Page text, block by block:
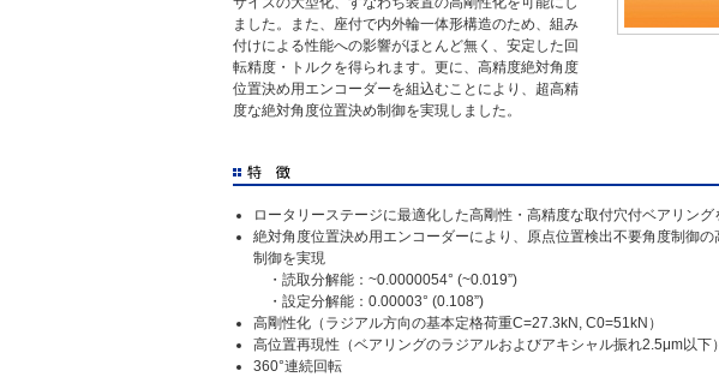
ました。また、座付で内外輪一体形構造のため、組み
付けによる性能への影響がほとんど無く、安定した回
転精度・トルクを得られます。更に、高精度絶対角度
位置決め用エンコーダーを組込むことにより、超高精
度な絶対角度位置決め制御を実現しました。
ロータリーステージに最適化した高剛性・高精度な取付穴付ベアリング
絶対角度位置決め用エンコーダーにより、原点位置検出不要角度制御
制御を実現
・読取分解能：~0.0000054° (~0.019”)
・設定分解能：0.00003° (0.108”)
高剛性化（ラジアル方向の基本定格荷重C=27.3kN, C0=51kN）
高位置再現性（ベアリングのラジアルおよびアキシャル振れ2.5μm以下）
360°連続回転